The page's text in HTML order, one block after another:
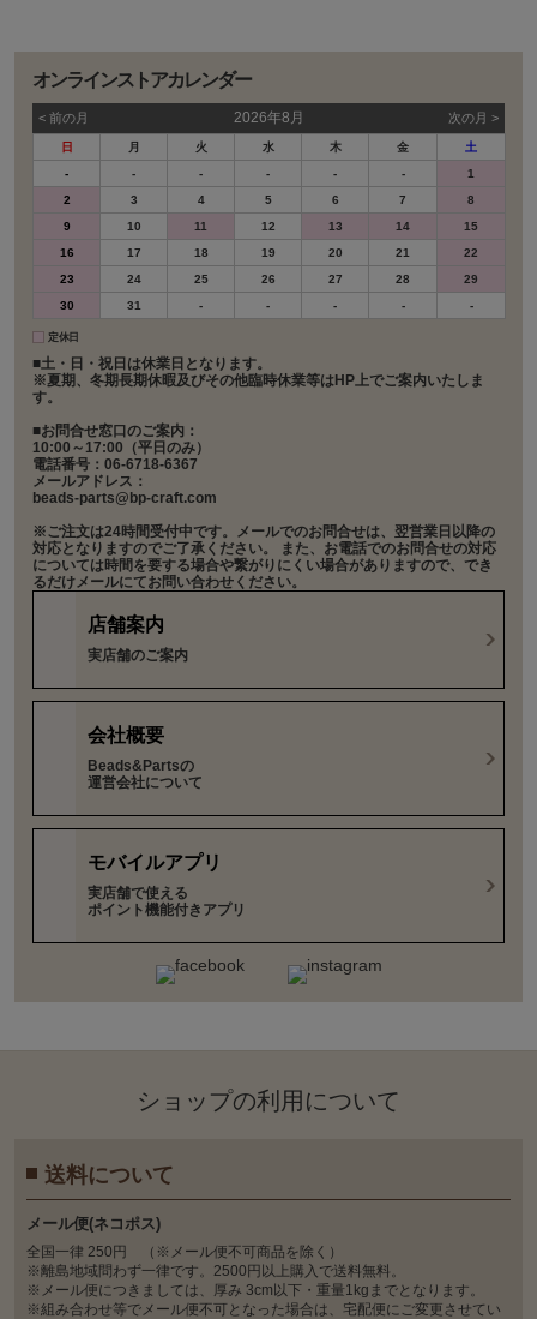
オンラインストアカレンダー
< 前の⽉ 2026年8月 次の⽉ >
日 月 火 水 木 金
土
-
- - - - -
1
2
3 4 5 6 7
8
9
10 11 12 13 14
15
16
17 18 19 20 21
22
23
24 25 26 27 28
29
30
31 - - - - -
定休日
■土・日・祝日は休業日となります。
※夏期、冬期長期休暇及びその他臨時休業等はHP上でご案内いたしま
す。
■お問合せ窓口のご案内：
10:00～17:00（平日のみ）
電話番号：06-6718-6367
メールアドレス：
beads-parts@bp-craft.com
※ご注文は24時間受付中です。メールでのお問合せは、翌営業日以降の
対応となりますのでご了承ください。 また、お電話でのお問合せの対応
については時間を要する場合や繋がりにくい場合がありますので、でき
るだけメールにてお問い合わせください。
店舗案内
実店舗のご案内
会社概要
Beads&Partsの
運営会社について
モバイルアプリ
実店舗で使える
ポイント機能付きアプリ
ショップの利⽤について
送料について
メール便(ネコポス)
全国一律 250円 （※メール便不可商品を除く）
※離島地域問わず一律です。2500円以上購入で送料無料。
※メール便につきましては、厚み 3cm以下・重量1kgまでとなります。
※組み合わせ等でメール便不可となった場合は、宅配便にご変更させてい